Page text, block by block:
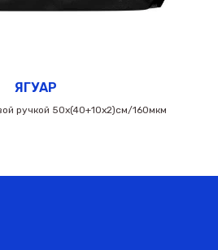
ЯГУАР
ручкой 50х(40+10х2)см/160мкм